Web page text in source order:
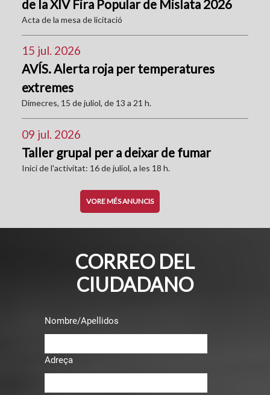
de la XIV Fira Popular de Mislata 2026
Acta de la mesa de licitació
15 jul. 2026
AVÍS. Alerta roja per temperatures
extremes
Dimecres, 15 de juliol, de 13 a 21 h.
09 jul. 2026
Taller grupal per a deixar de fumar
Inici de l'activitat: 16 de juliol, a les 18 h.
VORE MÉS ANUNCIS
CORREO DEL
CIUDADANO
Nombre/Apellidos
Adreça